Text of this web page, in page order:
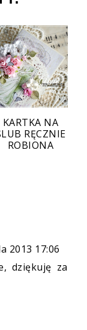
KARTKA NA
RĘCZNIE
ROBIONA
2013 17:06
dziękuję za